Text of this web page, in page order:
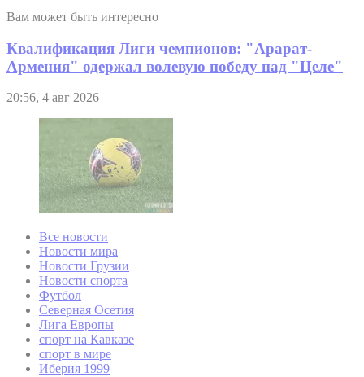
Вам может быть интересно
Квалификация Лиги чемпионов: "Арарат-
Армения" одержал волевую победу над "Целе"
20:56, 4 авг 2026
Все новости
Новости мира
Новости Грузии
Новости спорта
Футбол
Северная Осетия
Лига Европы
спорт на Кавказе
спорт в мире
Иберия 1999